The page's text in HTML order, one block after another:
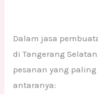
Dalam jasa
di Tangerang
pesanan yang
antaranya: